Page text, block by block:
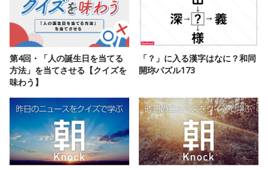
第4回・「人の誕生日を当てる
方法」を当てさせる【クイズを
味わう】
「？」に入る漢字はなに？和同
開珎パズル173